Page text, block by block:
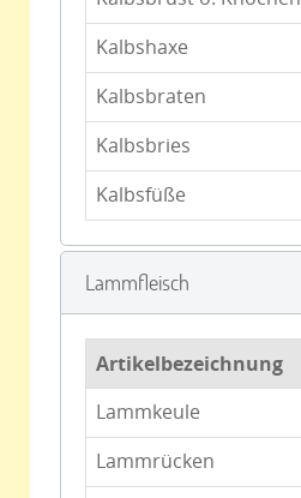
Kalbshaxe
Kalbsbraten
Kalbsbries
Kalbsfüße
Lammfleisch
Artikelbezeichnung
Lammkeule
Lammrücken